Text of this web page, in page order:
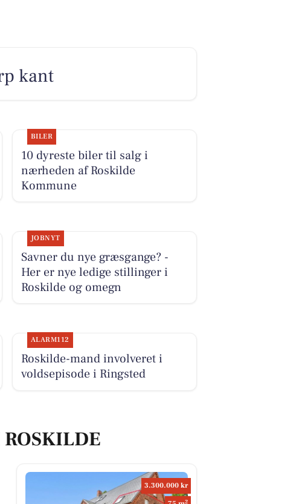
kant
BILER
10 dyreste biler til salg i
nærheden af Roskilde
Kommune
JOBNYT
Savner du nye græsgange? -
Her er nye ledige stillinger i
Roskilde og omegn
ALARM112
Roskilde-mand involveret i
voldsepisode i Ringsted
3.300.000 kr
2